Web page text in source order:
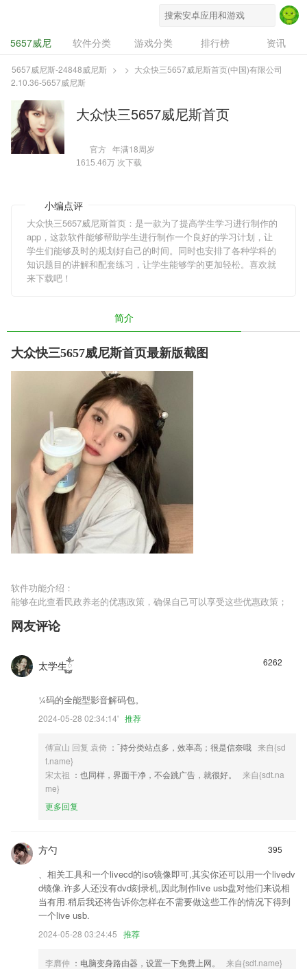
5657威尼斯-24848威尼斯
5657威尼
斯-24848威尼
软件分类 游戏分类 排行榜
资讯
专题
设计奖 豌豆推
5657威尼斯-24848威尼斯 > > 大众快三5657威尼斯首页(中国)有限公司
2.10.36-5657威尼斯
大众快三5657威尼斯首页
官方 年满18周岁
1615.46万 次下载
小编点评
大众快三5657威尼斯首页：是一款为了提高学生学习进行制作的
app，这款软件能够帮助学生进行制作一个良好的学习计划，让
学生们能够及时的规划好自己的时间。同时也安排了各种学科的
知识题目的讲解和配套练习，让学生能够学的更加轻松。喜欢就
来下载吧！
简介
大众快三5657威尼斯首页最新版截图
软件功能介绍：
能够在此查看民政养老的优惠政策，确保自己可以享受这些优惠政策；
网友评论
6262
太学生ོ࿆ྂ
¼码的全能型影音解码包。
2024-05-28 02:34:14' 推荐
傅宣山 回复 袁倚 ：¯持分类站点多，效率高；很是信奈哦 来自{sd
t.name}
宋太祖 ：也同样，界面干净，不会跳广告，就很好。
来自{sdt.na
me}
更多回复
395
方勺
、相关工具和一个livecd的iso镜像即可,其实你还可以用一个livedv
d镜像.许多人还没有dvd刻录机,因此制作live usb盘对他们来说相
当有用.稍后我还将告诉你怎样在不需要做这些工作的情况下得到
一个live usb.
2024-05-28 03:24:45 推荐
李膺仲 ：电脑变身路由器，设置一下免费上网。
来自{sdt.name}